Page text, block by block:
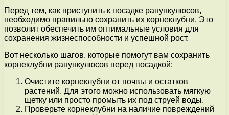
Перед тем, как приступить к посадке ранункулюсов,
необходимо правильно сохранить их корнеклубни. Это
позволит обеспечить им оптимальные условия для
сохранения жизнеспособности и успешной рост.
Вот несколько шагов, которые помогут вам сохранить
корнеклубни ранункулюсов перед посадкой:
Очистите корнеклубни от почвы и остатков
растений. Для этого можно использовать мягкую
щетку или просто промыть их под струей воды.
Проверьте корнеклубни на наличие повреждений